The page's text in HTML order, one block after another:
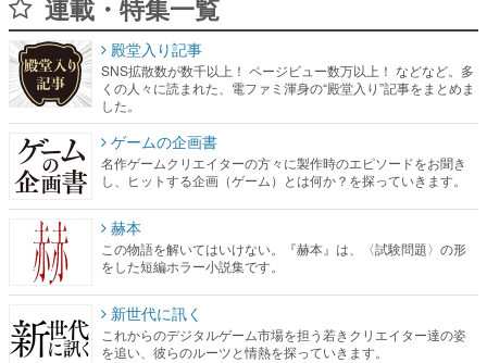
連載・特集一覧
殿堂入り記事
SNS拡散数が数千以上！ ページビュー数万以上！ などなど。多
くの人々に読まれた、電ファミ渾身の“殿堂入り”記事をまとめま
した。
ゲームの企画書
名作ゲームクリエイターの方々に製作時のエピソードをお聞き
し、ヒットする企画（ゲーム）とは何か？を探っていきます。
赫本
この物語を解いてはいけない。『赫本』は、〈試験問題〉の形
をした短編ホラー小説集です。
新世代に訊く
これからのデジタルゲーム市場を担う若きクリエイター達の姿
を追い、彼らのルーツと情熱を探っていきます。